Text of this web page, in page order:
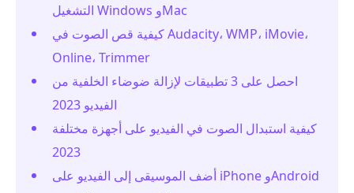
التشغيل Windows وMac
كيفية قص الصوت في Audacity، WMP، iMovie،
Online، Trimmer
احصل على 3 تطبيقات لإزالة ضوضاء الخلفية من
الفيديو 2023
كيفية استبدال الصوت في الفيديو على أجهزة مختلفة
2023
أضف الموسيقى إلى الفيديو على iPhone وAndroid